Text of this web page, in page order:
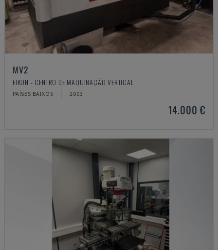
MV2
EIKON - CENTRO DE MAQUINAÇÃO VERTICAL
PAÍSES BAIXOS 2003
14.000 €